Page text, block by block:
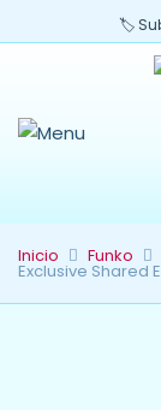
🏷️
Inicio Funko
Exclusive Shared